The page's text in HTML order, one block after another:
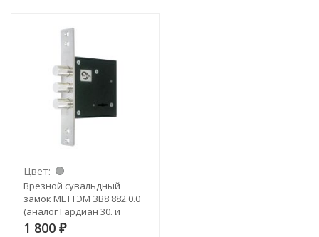
Цвет:
Врезной сувальдный
замок МЕТТЭМ ЗВ8 882.0.0
(аналог Гардиан 30. и
Border)
1 800 ₽